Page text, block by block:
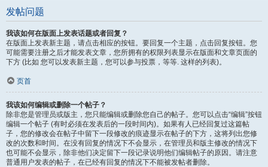
发帖问题
我该如何在版面上发表话题或者回复？
在版面上发表新主题，请点击相应的按钮。要回复一个主题，点击回复按钮。您
可能需要注册之后才能发表文章，您所拥有的权限列表显示在版面和文章页面的
下方 (比如 您可以发表新主题，您可以参与投票，等等. 这样的列表)。
页首
我该如何编辑或删除一个帖子？
除非您是管理员或版主，您只能编辑或删除您自己的帖子。您可以点击“编辑”按钮
编辑一个帖子 (有时必须在发表后的一段时间内)。如果有人已经回复过这篇帖
子，您的修改会在帖子中留下一段修改的痕迹显示在帖子的下方，这将列出您修
改的次数和时间。在没有回复的情况下不会显示，在管理员和版主修改的情况下
也可能不会显示，除非他们决定留下一段记录说明他们编辑帖子的原因。请注意
普通用户发表的帖子，在已经有回复的情况下不能被发帖者删除。